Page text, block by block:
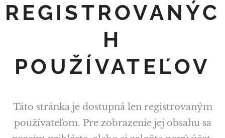
REGISTROVANÝC
H
POUŽÍVATEĽOV
Táto stránka je dostupná len registrovaným
používateľom. Pre zobrazenie jej obsahu sa